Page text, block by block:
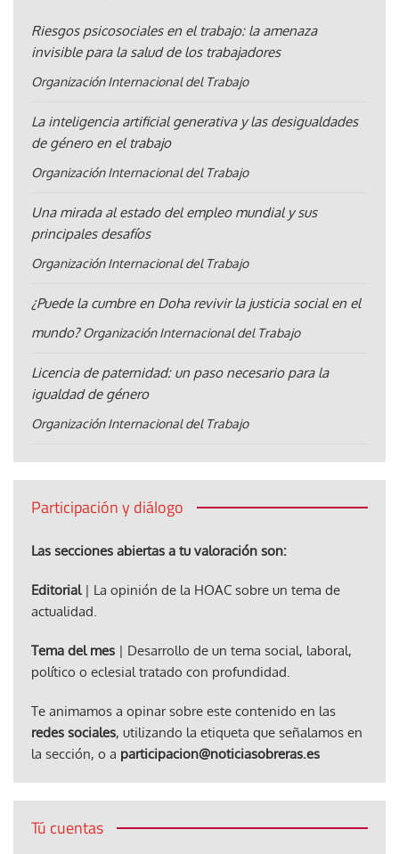
Riesgos psicosociales en el trabajo: la amenaza
invisible para la salud de los trabajadores
Organización Internacional del Trabajo
La inteligencia artificial generativa y las desigualdades
de género en el trabajo
Organización Internacional del Trabajo
Una mirada al estado del empleo mundial y sus
principales desafíos
Organización Internacional del Trabajo
¿Puede la cumbre en Doha revivir la justicia social en el
mundo? Organización Internacional del Trabajo
Licencia de paternidad: un paso necesario para la
igualdad de género
Organización Internacional del Trabajo
Participación y diálogo
Las secciones abiertas a tu valoración son:
Editorial| La opinión de la HOAC sobre un tema de
actualidad.
Tema del mes | Desarrollo de un tema social, laboral,
político o eclesial tratado con profundidad.
Te animamos a opinar sobre este contenido en las
redes sociales, utilizando la etiqueta que señalamos en
la sección, o a participacion@noticiasobreras.es
Tú cuentas